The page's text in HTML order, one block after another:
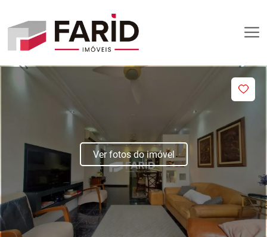
Ver fotos do imóvel